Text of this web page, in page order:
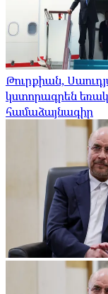
Թուրքիան,
կստորագրեն
համաձայնագիր